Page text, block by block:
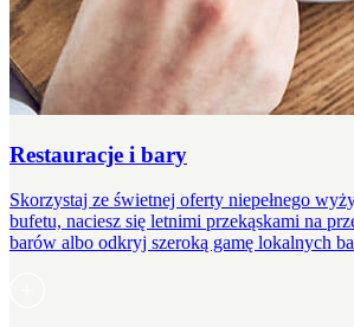
Restauracje i bary
Skorzystaj ze świetnej oferty niepełnego
bufetu, naciesz się letnimi przekąskami na
barów albo odkryj szeroką gamę lokalnych